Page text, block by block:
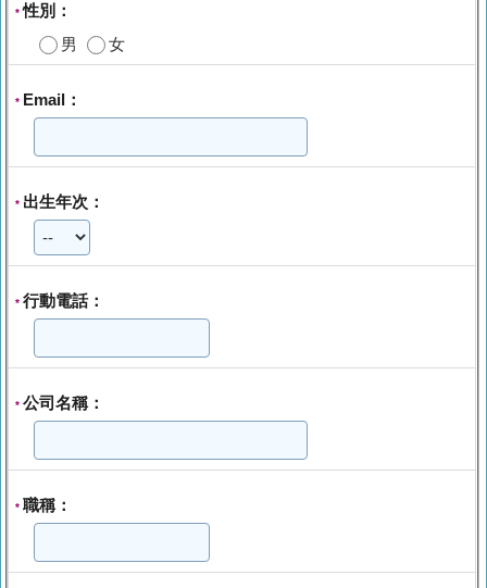
*性別：
男
女
* Email：
* 出生年次：
* 行動電話：
* 公司名稱：
* 職稱：